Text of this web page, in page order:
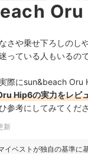
Oru
さや乗せ下ろしのし
っている人もいるの
際にsun&beach Oru
Hip6の実力をレビ
参考にしてみてくだ
新
イベストが独自の基準に